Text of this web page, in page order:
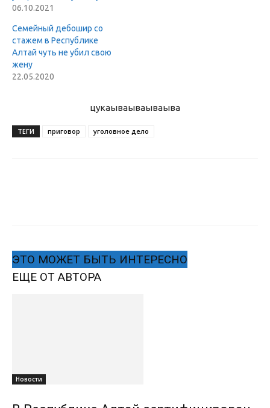
06.10.2021
Семейный дебошир со
стажем в Республике
Алтай чуть не убил свою
жену
22.05.2020
цукаываываываыва
ТЕГИ приговор уголовное дело
ЭТО МОЖЕТ БЫТЬ ИНТЕРЕСНО
ЕЩЕ ОТ АВТОРА
Новости